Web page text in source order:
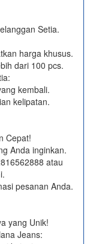
Setia.
harga khusus.
dari 100 pcs.
kembali.
kelipatan.
Cepat!
Anda inginkan.
atau
pesanan Anda.
yang Unik!
Jeans: